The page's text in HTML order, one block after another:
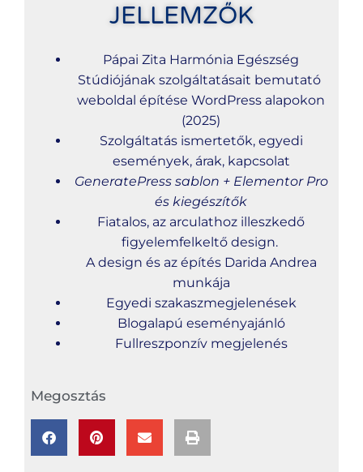
JELLEMZŐK
Pápai Zita Harmónia Egészség
Stúdiójának szolgáltatásait bemutató
weboldal építése WordPress alapokon
(2025)
Szolgáltatás ismertetők, egyedi
események, árak, kapcsolat
GeneratePress sablon + Elementor Pro
és kiegészítők
Fiatalos, az arculathoz illeszkedő
figyelemfelkeltő design.
A design és az építés Darida Andrea
munkája
Egyedi szakaszmegjelenések
Blogalapú eseményajánló
Fullreszponzív megjelenés
Megosztás